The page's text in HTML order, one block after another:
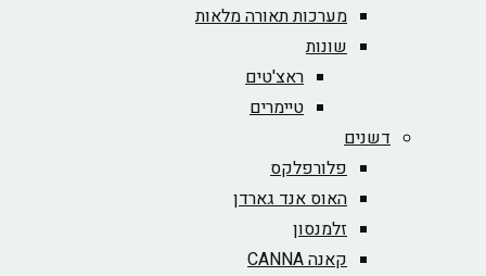
מערכות תאורה מלאות
שונות
ראצ'טים
טיימרים
דשנים
פלורפלקס
האוס אנד גארדן
זלמנסון
קאנה CANNA